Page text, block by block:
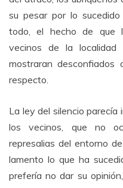
su pesar por lo
todo, el hecho de que
vecinos de la localidad
mostraran
respecto.
La ley del silencio
los vecinos, que no
represalias del entorno
lamento lo que ha
prefería no dar su